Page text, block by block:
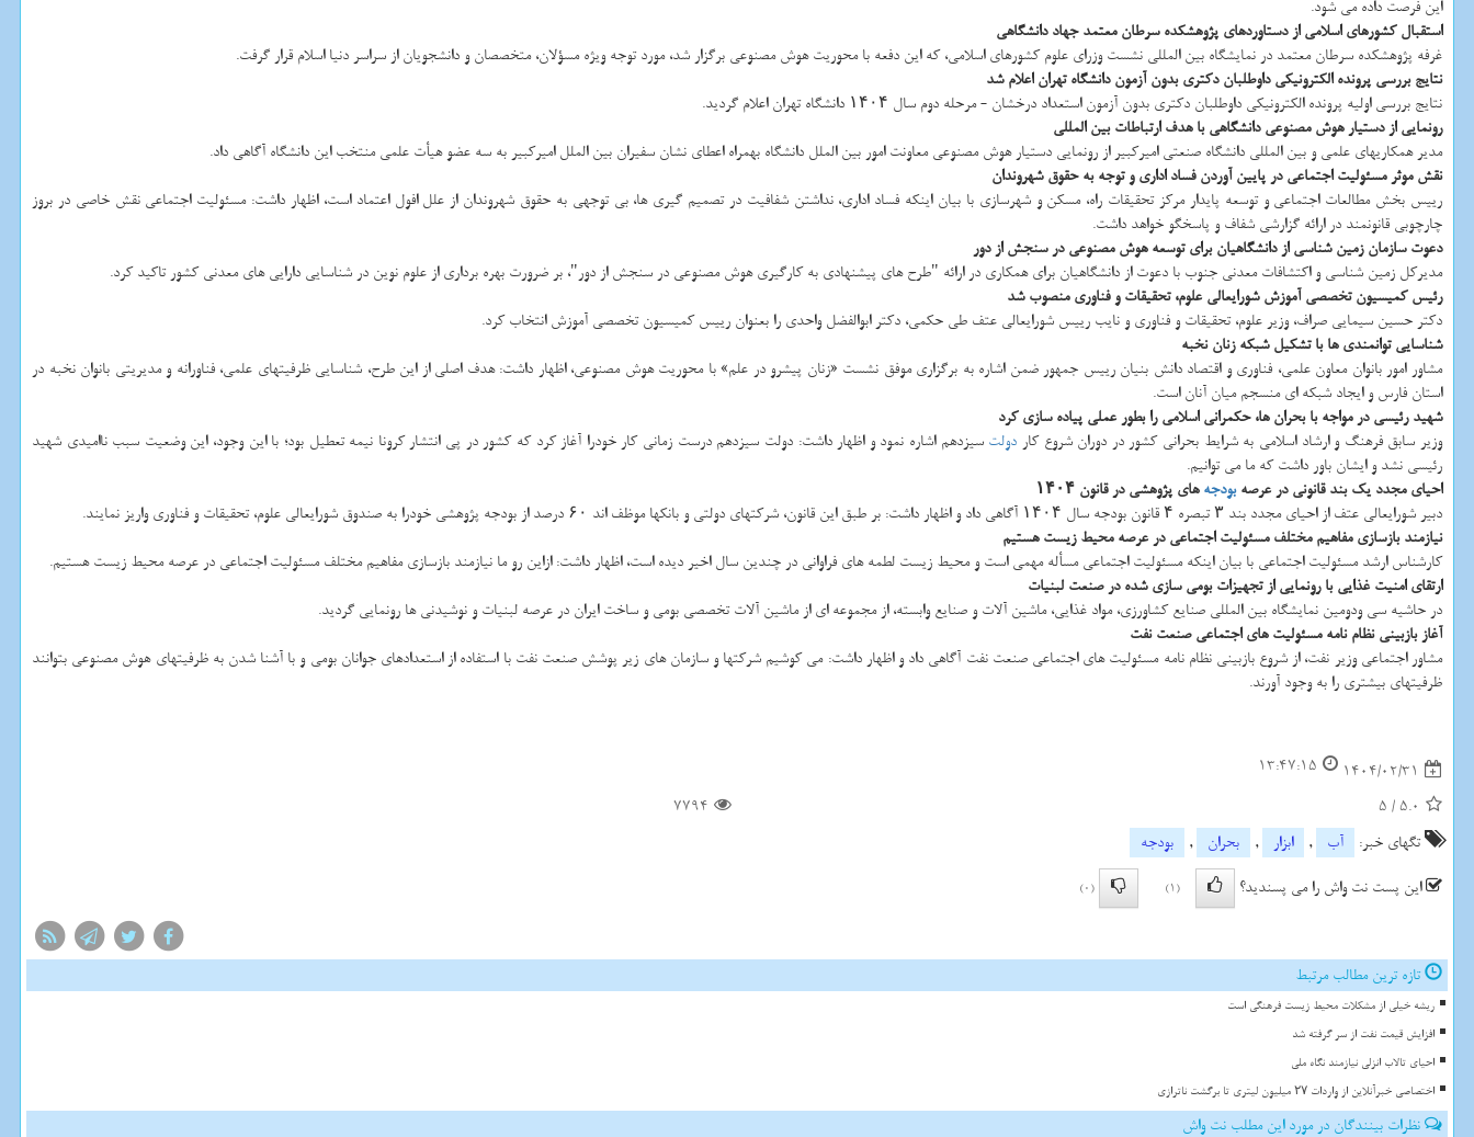
این فرصت داده می شود.
استقبال کشورهای اسلامی از دستاوردهای پژوهشکده سرطان معتمد جهاد دانشگاهی
غرفه پژوهشکده سرطان معتمد در نمایشگاه بین المللی نشست وزرای علوم کشورهای اسلامی، که این دفعه با محوریت هوش مصنوعی برگزار شد، مورد توجه ویژه مسؤلان، متخصصان و دانشجویان از سراسر دنیا اسلام قرار گرفت.
نتایج بررسی پرونده الکترونیکی داوطلبان دکتری بدون آزمون دانشگاه تهران اعلام شد
نتایج بررسی اولیه پرونده الکترونیکی داوطلبان دکتری بدون آزمون استعداد درخشان - مرحله دوم سال ۱۴۰۴ دانشگاه تهران اعلام گردید.
رونمایی از دستیار هوش مصنوعی دانشگاهی با هدف ارتباطات بین المللی
مدیر همکاریهای علمی و بین المللی دانشگاه صنعتی امیرکبیر از رونمایی دستیار هوش مصنوعی معاونت امور بین الملل دانشگاه بهمراه اعطای نشان سفیران بین الملل امیرکبیر به سه عضو هیأت علمی منتخب این دانشگاه آگاهی داد.
نقش موثر مسئولیت اجتماعی در پایین آوردن فساد اداری و توجه به حقوق شهروندان
رییس بخش مطالعات اجتماعی و توسعه پایدار مرکز تحقیقات راه، مسکن و شهرسازی با بیان اینکه فساد اداری، نداشتن شفافیت در تصمیم گیری ها، بی توجهی به حقوق شهروندان از علل افول اعتماد است، اظهار داشت: مسئولیت اجتماعی نقش خاصی در بروز
چارچوبی قانونمند در ارائه گزارشی شفاف و پاسخگو خواهد داشت.
دعوت سازمان زمین شناسی از دانشگاهیان برای توسعه هوش مصنوعی در سنجش از دور
مدیرکل زمین شناسی و اکتشافات معدنی جنوب با دعوت از دانشگاهیان برای همکاری در ارائه "طرح های پیشنهادی به کارگیری هوش مصنوعی در سنجش از دور"، بر ضرورت بهره برداری از علوم نوین در شناسایی دارایی های معدنی کشور تاکید کرد.
رئیس کمیسیون تخصصی آموزش شورایعالی علوم، تحقیقات و فناوری منصوب شد
دکتر حسین سیمایی صراف، وزیر علوم، تحقیقات و فناوری و نایب رییس شورایعالی عتف طی حکمی، دکتر ابوالفضل واحدی را بعنوان رییس کمیسیون تخصصی آموزش انتخاب کرد.
شناسایی توانمندی ها با تشکیل شبکه زنان نخبه
مشاور امور بانوان معاون علمی، فناوری و اقتصاد دانش بنیان رییس جمهور ضمن اشاره به برگزاری موفق نشست «زنان پیشرو در علم» با محوریت هوش مصنوعی، اظهار داشت: هدف اصلی از این طرح، شناسایی ظرفیتهای علمی، فناورانه و مدیریتی بانوان نخبه در
استان فارس و ایجاد شبکه ای منسجم میان آنان است.
شهید رئیسی در مواجه با بحران ها، حکمرانی اسلامی را بطور عملی پیاده سازی کرد
وزیر سابق فرهنگ و ارشاد اسلامی به شرایط بحرانی کشور در دوران شروع کار دولت سیزدهم اشاره نمود و اظهار داشت: دولت سیزدهم درست زمانی کار خودرا آغاز کرد که کشور در پی انتشار کرونا نیمه تعطیل بود؛ با این وجود، این وضعیت سبب ناامیدی شهید
رئیسی نشد و ایشان باور داشت که ما می توانیم.
احیای مجدد یک بند قانونی در عرصهبودجههای پژوهشی در قانون ۱۴۰۴
دبیر شورایعالی عتف از احیای مجدد بند ۳ تبصره ۴ قانون بودجه سال ۱۴۰۴ آگاهی داد و اظهار داشت: بر طبق این قانون، شرکتهای دولتی و بانکها موظف اند ۶۰ درصد از بودجه پژوهشی خودرا به صندوق شورایعالی علوم، تحقیقات و فناوری واریز نمایند.
نیازمند بازسازی مفاهیم مختلف مسئولیت اجتماعی در عرصه محیط زیست هستیم
کارشناس ارشد مسئولیت اجتماعی با بیان اینکه مسئولیت اجتماعی مسأله مهمی است و محیط زیست لطمه های فراوانی در چندین سال اخیر دیده است، اظهار داشت: ازاین رو ما نیازمند بازسازی مفاهیم مختلف مسئولیت اجتماعی در عرصه محیط زیست هستیم.
ارتقای امنیت غذایی با رونمایی از تجهیزات بومی سازی شده در صنعت لبنیات
در حاشیه سی ودومین نمایشگاه بین المللی صنایع کشاورزی، مواد غذایی، ماشین آلات و صنایع وابسته، از مجموعه ای از ماشین آلات تخصصی بومی و ساخت ایران در عرصه لبنیات و نوشیدنی ها رونمایی گردید.
آغاز بازبینی نظام نامه مسئولیت های اجتماعی صنعت نفت
مشاور اجتماعی وزیر نفت، از شروع بازبینی نظام نامه مسئولیت های اجتماعی صنعت نفت آگاهی داد و اظهار داشت: می کوشیم شرکتها و سازمان های زیر پوشش صنعت نفت با استفاده از استعدادهای جوانان بومی و با آشنا شدن به ظرفیتهای هوش مصنوعی بتوانند
ظرفیتهای بیشتری را به وجود آورند.
1404/02/31
13:47:15
5.0
/
5
7794
تگهای خبر:
آب , ابزار , بحران ,
بودجه
این پست نت واش را می پسندید؟
(1)
(0)
تازه ترین مطالب مرتبط
ریشه خیلی از مشکلات محیط زیست فرهنگی است
افزایش قیمت نفت از سر گرفته شد
احیای تالاب انزلی نیازمند نگاه ملی
اختصاصی خبرآنلاین از واردات ۲۷ میلیون لیتری تا برگشت ناترازی
نظرات بینندگان در مورد این مطلب نت واش